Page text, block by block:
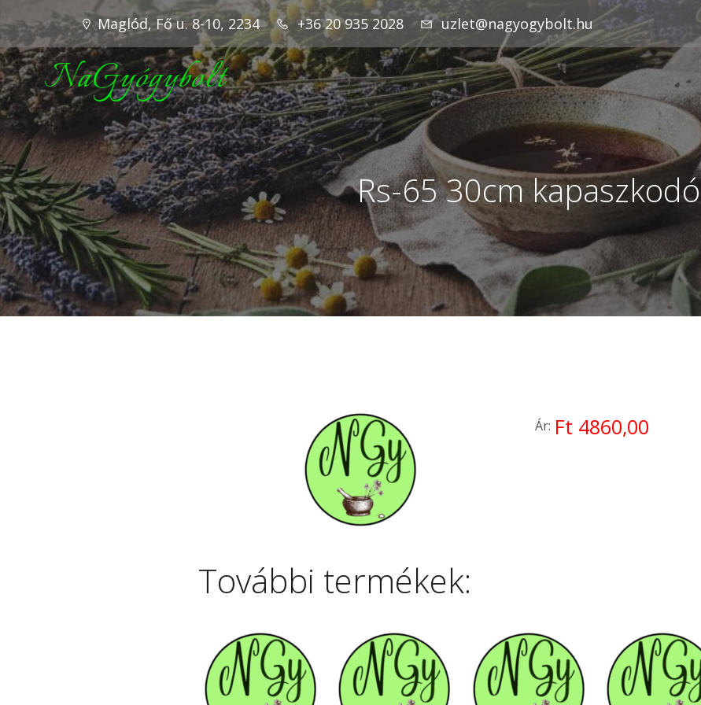
Maglód, Fő u. 8-10, 2234 +36 20 935 2028 uzlet@nagyogybolt.hu
NaGyógybolt
Rs-65 30cm kapaszkodó
Ár: Ft 4860,00
További termékek: